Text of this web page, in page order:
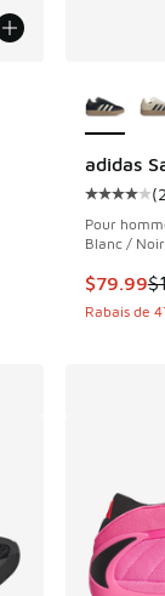
sur 5 étoiles], 4
adidas
Cote
(2
Pour
Blanc / Noir
Cet
$79.99
Rabais de